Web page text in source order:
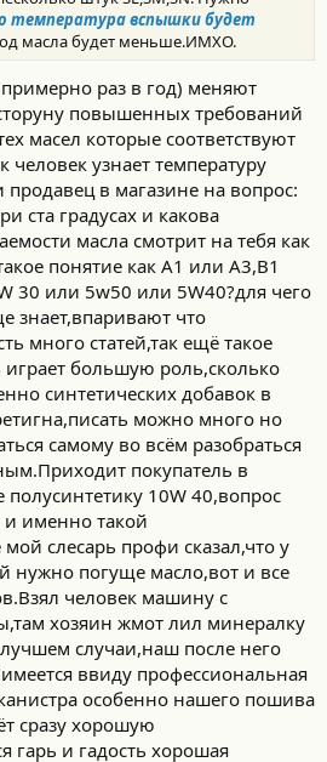
температура вспышки будет
масла будет меньше.ИМХО.
раз в год) меняют
повышенных требований
масел которые соответствуют
человек узнает температуру
в магазине на вопрос:
ста градусах и какова
масла смотрит на тебя как
понятие как А1 или А3,В1
30 или 5w50 или 5W40?для чего
знает,впаривают что
много статей,так ещё такое
играет большую роль,сколько
синтетических добавок в
можно много но
самому во всём разобраться
покупатель в
10W 40,вопрос
и именно такой
слесарь профи сказал,что у
нужно погуще масло,вот и все
человек машину с
хозяин жмот лил минералку
случаи,наш после него
ввиду профессиональная
особенно нашего пошива
сразу хорошую
гарь и гадость хорошая